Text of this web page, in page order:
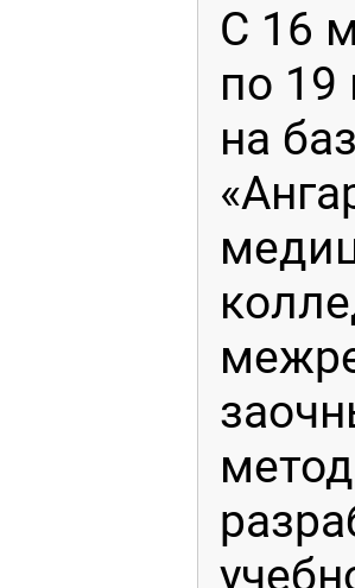
С 16
по 19
на